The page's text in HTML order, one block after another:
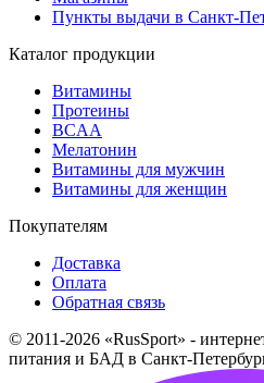
Пункты выдачи в Санкт-
Каталог продукции
Витамины
Протеины
BCAA
Мелатонин
Витамины для мужчин
Витамины для женщин
Покупателям
Доставка
Оплата
Обратная связь
© 2011-2026 «RusSport» -
питания и БАД в Санкт-